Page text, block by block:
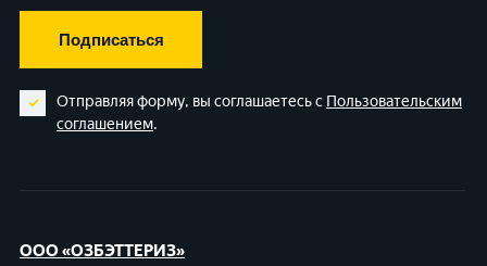
Подписаться
Отправляя форму, вы соглашаетесь с Пользовательским
соглашением.
ООО «ОЗБЭТТЕРИЗ»